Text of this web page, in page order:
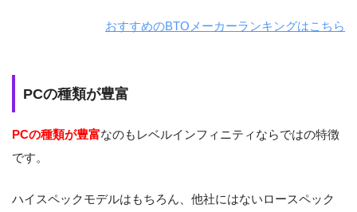
おすすめのBTOメーカーランキングはこちら
PCの種類が豊富
PCの種類が豊富なのもレベルインフィニティならではの特徴
です。
ハイスペックモデルはもちろん、他社にはないロースペック